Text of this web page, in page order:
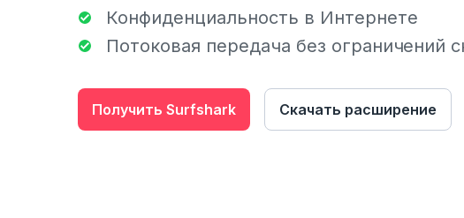
Конфиденциальность в Интернете
Потоковая передача без ограничений
Получить Surfshark Скачать расширение